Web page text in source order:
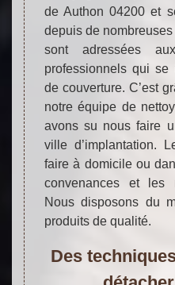
de Authon 04200 et
depuis de
sont adressées
professionnels qui
de couverture. C’est
notre équipe de
avons su nous faire
ville d’implantation.
faire à domicile ou
convenances et les
Nous disposons du
produits de qualité.
Des